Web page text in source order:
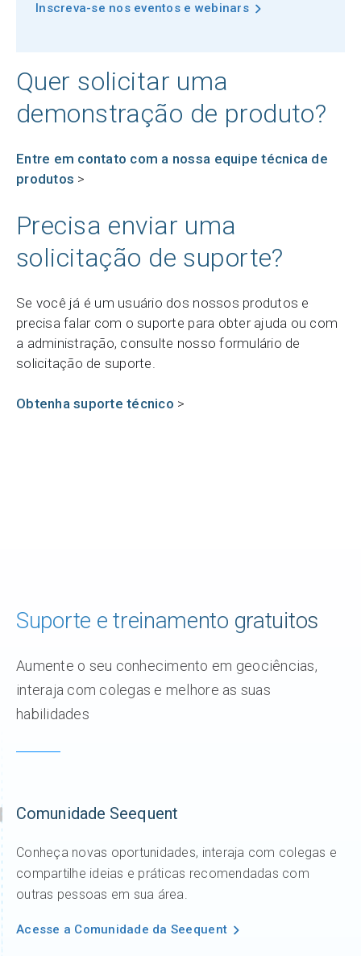
Inscreva-se nos eventos e webinars
Quer solicitar uma
demonstração de produto?
Entre em contato com a nossa equipe técnica de
produtos >
Precisa enviar uma
solicitação de suporte?
Se você já é um usuário dos nossos produtos e
precisa falar com o suporte para obter ajuda ou com
a administração, consulte nosso formulário de
solicitação de suporte.
Obtenha suporte técnico >
Suporte e treinamento gratuitos
Aumente o seu conhecimento em geociências,
interaja com colegas e melhore as suas
habilidades
Comunidade Seequent
Conheça novas oportunidades, interaja com colegas e
compartilhe ideias e práticas recomendadas com
outras pessoas em sua área.
Acesse a Comunidade da Seequent